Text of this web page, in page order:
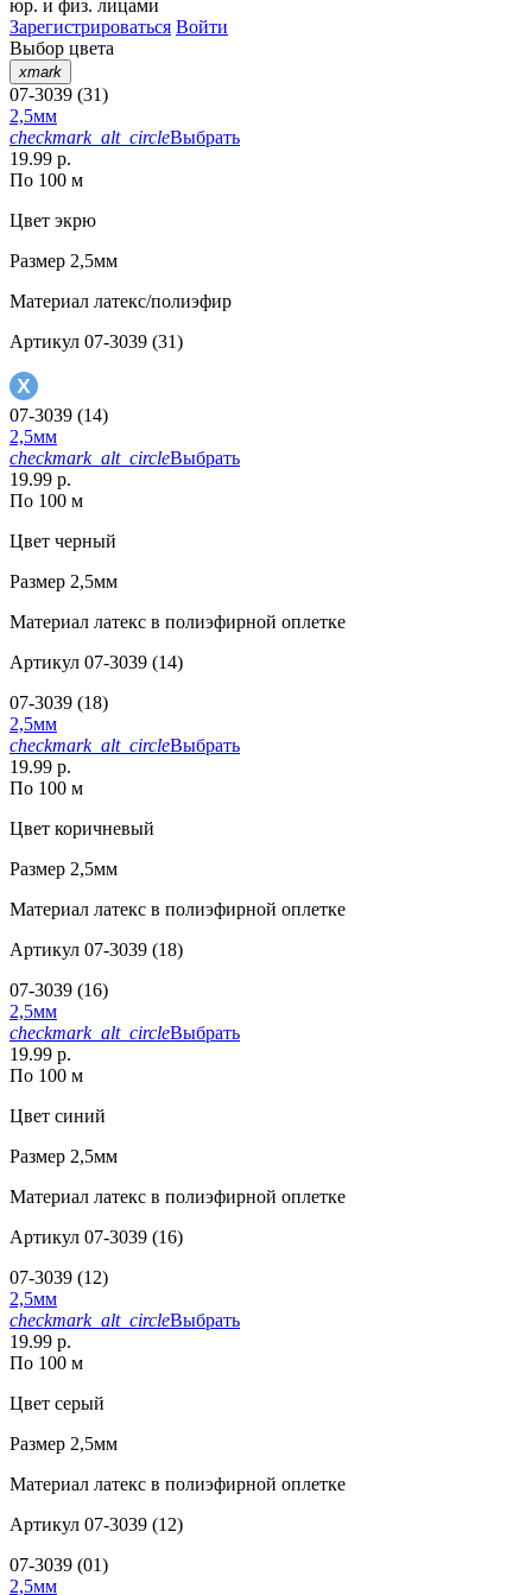
юр. и физ. лицами
Зарегистрироваться Войти
Выбор цвета
xmark
07-3039 (31)
2,5мм
checkmark_alt_circleВыбрать
19.99 р.
По 100 м
Цвет экрю
Размер 2,5мм
Материал латекс/полиэфир
Артикул 07-3039 (31)
07-3039 (14)
2,5мм
checkmark_alt_circleВыбрать
19.99 р.
По 100 м
Цвет черный
Размер 2,5мм
Материал латекс в полиэфирной оплетке
Артикул 07-3039 (14)
07-3039 (18)
2,5мм
checkmark_alt_circleВыбрать
19.99 р.
По 100 м
Цвет коричневый
Размер 2,5мм
Материал латекс в полиэфирной оплетке
Артикул 07-3039 (18)
07-3039 (16)
2,5мм
checkmark_alt_circleВыбрать
19.99 р.
По 100 м
Цвет синий
Размер 2,5мм
Материал латекс в полиэфирной оплетке
Артикул 07-3039 (16)
07-3039 (12)
2,5мм
checkmark_alt_circleВыбрать
19.99 р.
По 100 м
Цвет серый
Размер 2,5мм
Материал латекс в полиэфирной оплетке
Артикул 07-3039 (12)
07-3039 (01)
2,5мм